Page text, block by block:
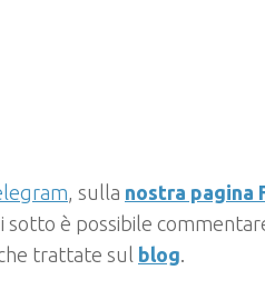
, sulla nostra pagina
sotto è possibile
trattate sul blog.